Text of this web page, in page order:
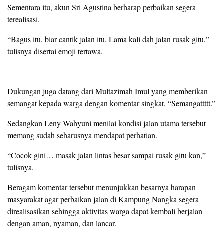
Sementara itu, akun Sri Agustina berharap perbaikan segera
terealisasi.
“Bagus itu, biar cantik jalan itu. Lama kali dah jalan rusak gitu,”
tulisnya disertai emoji tertawa.
Dukungan juga datang dari Multazimah Imul yang memberikan
semangat kepada warga dengan komentar singkat, “Semangattttt.”
Sedangkan Leny Wahyuni menilai kondisi jalan utama tersebut
memang sudah seharusnya mendapat perhatian.
“Cocok gini… masak jalan lintas besar sampai rusak gitu kan,”
tulisnya.
Beragam komentar tersebut menunjukkan besarnya harapan
masyarakat agar perbaikan jalan di Kampung Nangka segera
direalisasikan sehingga aktivitas warga dapat kembali berjalan
dengan aman, nyaman, dan lancar.